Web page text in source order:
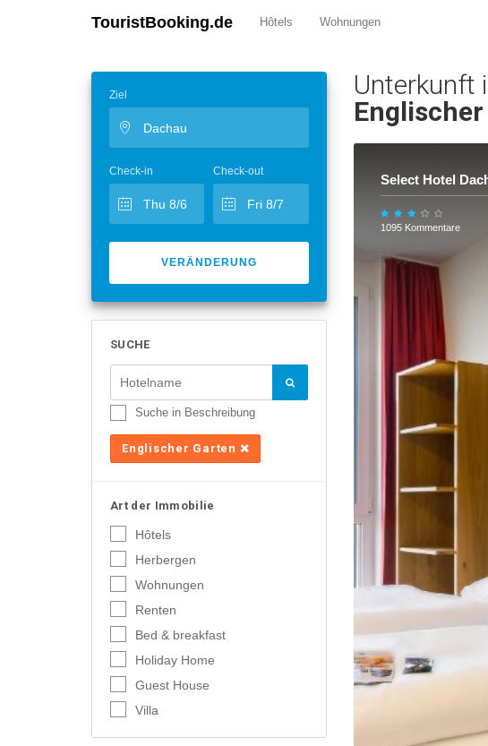
TouristBooking.de Hôtels Wohnungen
Ziel
Check-in Check-out
VERÄNDERUNG
SUCHE
Suche in Beschreibung
Englischer Garten
Art der Immobilie
Hôtels
Herbergen
Wohnungen
Renten
Bed & breakfast
Holiday Home
Guest House
Villa
Unterkunft
Select Hotel
1095 Kommentare